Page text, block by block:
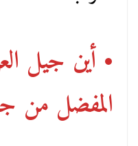
• أين جيل
المفضل من